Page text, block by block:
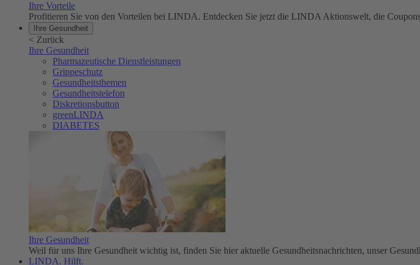
Ihre Vorteile
Profitieren Sie von den Vorteilen bei LINDA. Entdecken Sie jetzt die LINDA Aktionswelt, die
Ihre Gesundheit
< Zurück
Ihre Gesundheit
Pharmazeutische Dienstleistungen
Grippeschutz
Gesundheitsthemen
Gesundheitstelefon
Diskretionsbutton
greenLINDA
DIABETES
Ihre Gesundheit
Weil für uns Ihre Gesundheit wichtig ist, finden Sie hier aktuelle Gesundheitsnachrichten, unser
LINDA. Hilft.